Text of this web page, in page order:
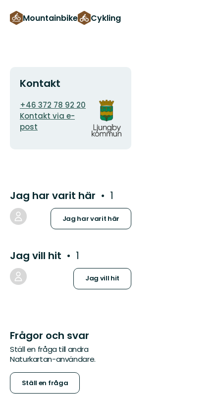
Mountainbike Cykling
Kontakt
E-
postadress
+46 372 78 92 20
Kontakt via e-
post
Organisationens
logotyp
Jag har varit här 1
Jag har varit här
Jag vill hit 1
Jag vill hit
Frågor och svar
Ställ en fråga till andra
Naturkartan-användare.
Ställ en fråga